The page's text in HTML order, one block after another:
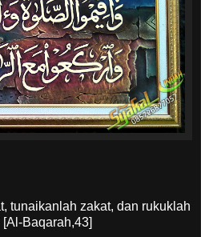
tunaikanlah zakat, dan rukuklah
Baqarah,43]